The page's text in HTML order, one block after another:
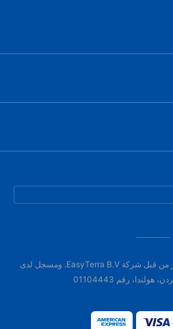
هذا الموقع الإلكتروني مملوك ومدار من قبل شركة EasyTerra B.V. ومسجل لدى
رقم 01104443